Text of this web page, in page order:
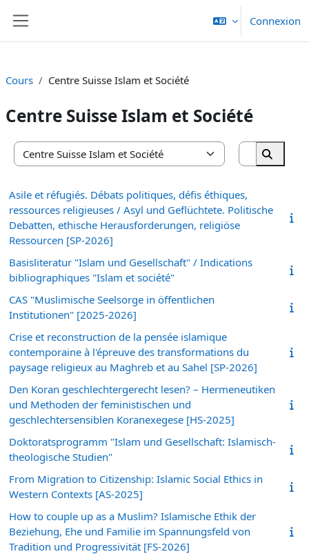
Connexion
Cours Centre Suisse Islam et Société
Centre Suisse Islam et Société
Catégories de cours
Asile et réfugiés. Débats politiques, défis éthiques,
ressources religieuses / Asyl und Geflüchtete. Politische
Debatten, ethische Herausforderungen, religiöse
Ressourcen [SP-2026]
Basisliteratur "Islam und Gesellschaft" / Indications
bibliographiques "Islam et société"
CAS "Muslimische Seelsorge in öffentlichen
Institutionen" [2025-2026]
Crise et reconstruction de la pensée islamique
contemporaine à l'épreuve des transformations du
paysage religieux au Maghreb et au Sahel [SP-2026]
Den Koran geschlechtergerecht lesen? – Hermeneutiken
und Methoden der feministischen und
geschlechtersensiblen Koranexegese [HS-2025]
Doktoratsprogramm "Islam und Gesellschaft: Islamisch-
theologische Studien"
From Migration to Citizenship: Islamic Social Ethics in
Western Contexts [AS-2025]
How to couple up as a Muslim? Islamische Ethik der
Beziehung, Ehe und Familie im Spannungsfeld von
Tradition und Progressivität [FS-2026]